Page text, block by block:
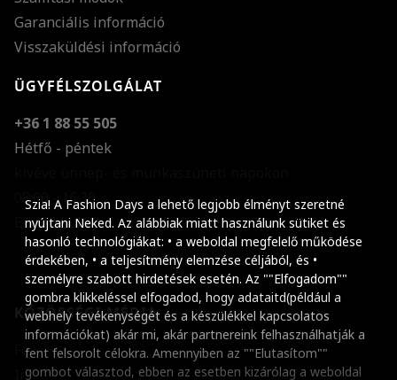
Szia! A Fashion Days a lehető legjobb élményt szeretné
nyújtani Neked. Az alábbiak miatt használunk sütiket és
hasonló technológiákat: • a weboldal megfelelő működése
érdekében, • a teljesítmény elemzése céljából, és •
személyre szabott hirdetések esetén. Az ""Elfogadom""
gombra klikkeléssel elfogadod, hogy adataitd(például a
webhely tevékenységét és a készülékkel kapcsolatos
információkat) akár mi, akár partnereink felhasználhatják a
fent felsorolt célokra. Amennyiben az ""Elutasítom""
gombot választod, ebben az esetben kizárólag a weboldal
Garanciális információ
Visszaküldési információ
ÜGYFÉLSZOLGÁLAT
+36 1 88 55 505
Hétfő - péntek
08:00 - 16:30
E-mail küldése
KÖZÖSSÉGI MÉDIA
Facebook
Instagram
Szöveg méretének
Szóköz növelése
Szóköz csökkentése
Sortávolság
Sortávolság